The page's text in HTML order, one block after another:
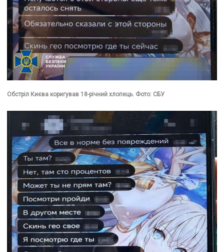
Обстріл Києва коригував 18-річний хлопець. Фото: СБУ